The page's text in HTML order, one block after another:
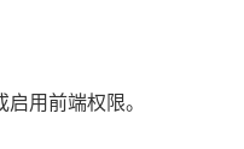
用前端权限。